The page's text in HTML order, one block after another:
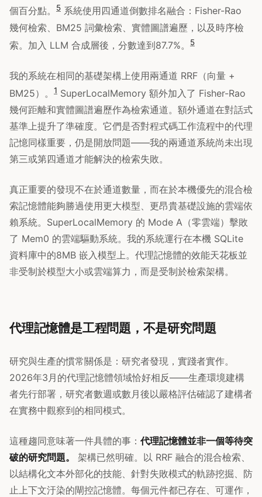
個百分點。
5 系統使用四通道倒數排名融合：Fisher-Rao
幾何檢索、BM25 詞彙檢索、實體圖譜遍歷，以及時序檢
索。加入 LLM 合成層後，分數達到87.7%。
5
我的系統在相同的基礎架構上使用兩通道 RRF（向量 +
BM25）。
1 SuperLocalMemory 額外加入了 Fisher-Rao
幾何距離和實體圖譜遍歷作為檢索通道。額外通道在對話式
基準上提升了準確度。它們是否對程式碼工作流程中的代理
記憶同樣重要，仍是開放問題——我的兩通道系統尚未出現
第三或第四通道才能解決的檢索失敗。
真正重要的發現不在於通道數量，而在於本機優先的混合檢
索記憶體能夠勝過使用更大模型、更昂貴基礎設施的雲端依
賴系統。SuperLocalMemory 的 Mode A（零雲端）擊敗
了 Mem0 的雲端驅動系統。我的系統運行在本機 SQLite
資料庫中的8MB 嵌入模型上。代理記憶體的效能天花板並
非受制於模型大小或雲端算力，而是受制於檢索架構。
代理記憶體是工程問題，不是研究問題
研究與生產的慣常關係是：研究者發現，實踐者實作。
2026年3月的代理記憶體領域恰好相反——生產環境建構
者先行部署，研究者數週或數月後以嚴格評估確認了建構者
在實務中觀察到的相同模式。
這種趨同意味著一件具體的事： 代理記憶體並非一個等待突
破的研究問題。
架構已然明確。以 RRF 融合的混合檢索、
以結構化文本外部化的技能、針對失敗模式的軌跡挖掘、防
止上下文汙染的閘控記憶體。每個元件都已存在、可運作，